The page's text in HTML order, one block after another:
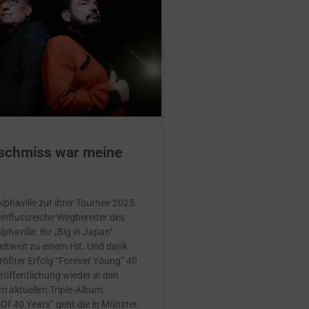
war meine
zur ihrer Tournee 2025
Wegbereiter des
Ihr „Big in Japan“
zu einem Hit. Und dank
Erfolg “Forever Young” 40
wieder in den
aktuellen Triple-Album
40 Years” geht die in Münster